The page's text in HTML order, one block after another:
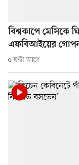
বিশ্বকাপে মেসিকে
এফবিআইয়ের
৫ ঘণ্টা আগে